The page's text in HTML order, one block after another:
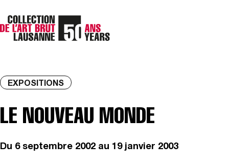
EXPOSITIONS
LE NOUVEAU MONDE
Du 6 septembre 2002 au 19 janvier 2003